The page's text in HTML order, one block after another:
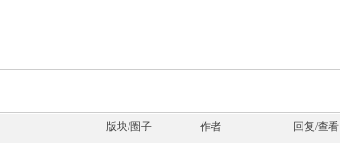
版块/圈子 作者 回复/查看